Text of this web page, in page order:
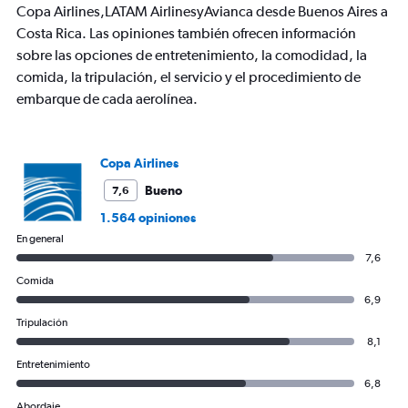
1
Y
axis
displaying
values.
Range:
Copa Airlines,LATAM AirlinesyAvianca desde Buenos Aires a
Costa Rica. Las opiniones también ofrecen información
sobre las opciones de entretenimiento, la comodidad, la
comida, la tripulación, el servicio y el procedimiento de
embarque de cada aerolínea.
Copa Airlines
7,6
Bueno
1.564 opiniones
En general
7,6
Comida
6,9
Tripulación
8,1
Entretenimiento
6,8